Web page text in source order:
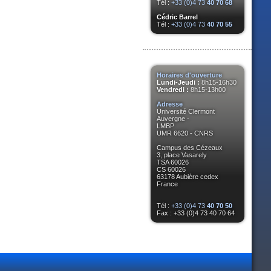
Tél : +33 (0)4 73 40 70 68
Cédric Barrel
Tél : +33 (0)4 73 40 70 55
Horaires d'ouverture
Lundi-Jeudi : 8h15-16h30
Vendredi : 8h15-13h00
Adresse
Université Clermont
Auvergne -
LMBP
UMR 6620 - CNRS
Campus des Cézeaux
3, place Vasarely
TSA 60026
CS 60026
63178 Aubière cedex
France
Tél : +33 (0)4 73 40 70 50
Fax : +33 (0)4 73 40 70 64